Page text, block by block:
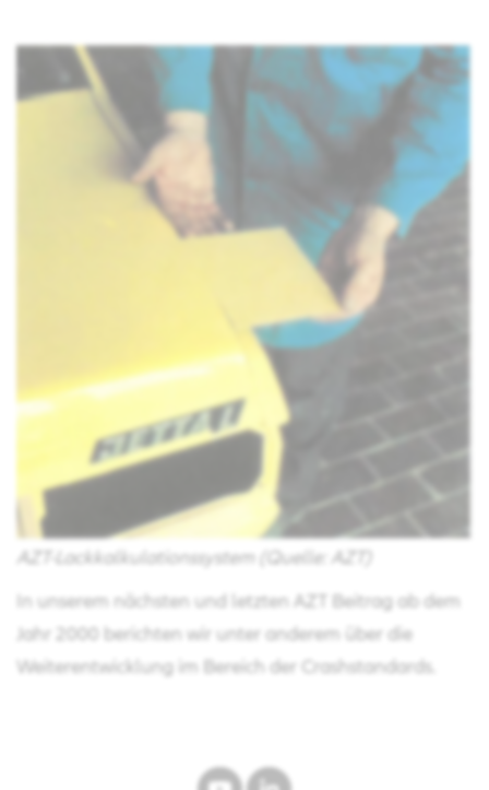
AZT-Lackkalkulationssystem (Quelle: AZT)
In unserem nächsten und letzten AZT Beitrag ab dem
Jahr 2000 berichten wir unter anderem über die
Weiterentwicklung im Bereich der Crashstandards.